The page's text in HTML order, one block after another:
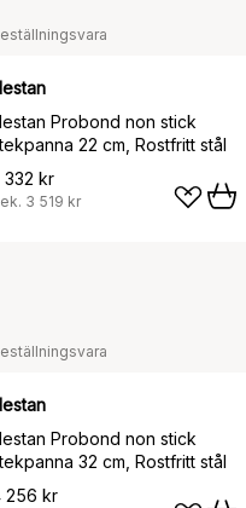
Probond non stick
22 cm, Rostfritt stål
332 kr
3 519 kr
Probond non stick
32 cm, Rostfritt stål
256 kr